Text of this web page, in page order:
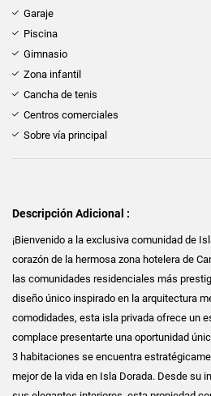
Garaje
Piscina
Gimnasio
Zona infantil
Cancha de tenis
Centros comerciales
Sobre vía principal
Descripción Adicional :
¡Bienvenido a la exclusiva comunidad de
corazón de la hermosa zona hotelera de
las comunidades residenciales más
diseño único inspirado en la arquitectura
comodidades, esta isla privada ofrece un
complace presentarte una oportunidad
3 habitaciones se encuentra
mejor de la vida en Isla Dorada. Desde su